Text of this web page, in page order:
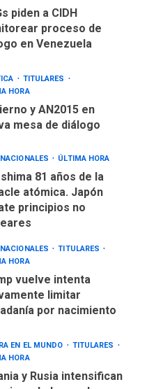
piden a CIDH
proceso de
en Venezuela
TITULARES
HORA
y AN2015 en
mesa de diálogo
ÚLTIMA HORA
81 años de la
atómica. Japón
principios no
TITULARES
HORA
vuelve intenta
limitar
por nacimiento
EN EL MUNDO
TITULARES
HORA
y Rusia intensifican